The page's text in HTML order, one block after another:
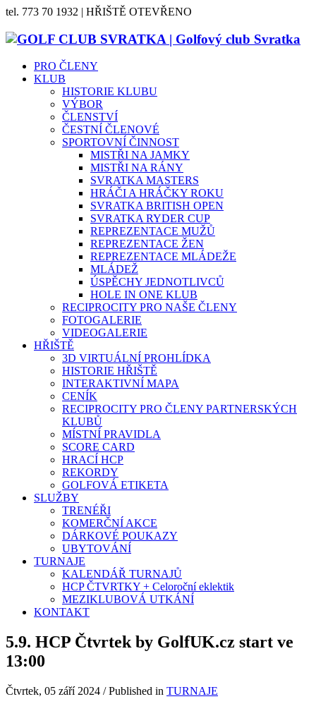
tel. 773 70 1932 | HŘIŠTĚ OTEVŘENO
PRO ČLENY
KLUB
HISTORIE KLUBU
VÝBOR
ČLENSTVÍ
ČESTNÍ ČLENOVÉ
SPORTOVNÍ ČINNOST
MISTŘI NA JAMKY
MISTŘI NA RÁNY
SVRATKA MASTERS
HRÁČI A HRÁČKY ROKU
SVRATKA BRITISH OPEN
SVRATKA RYDER CUP
REPREZENTACE MUŽŮ
REPREZENTACE ŽEN
REPREZENTACE MLÁDEŽE
MLÁDEŽ
ÚSPĚCHY JEDNOTLIVCŮ
HOLE IN ONE KLUB
RECIPROCITY PRO NAŠE ČLENY
FOTOGALERIE
VIDEOGALERIE
HŘIŠTĚ
3D VIRTUÁLNÍ PROHLÍDKA
HISTORIE HŘIŠTĚ
INTERAKTIVNÍ MAPA
CENÍK
RECIPROCITY PRO ČLENY PARTNERSKÝCH
KLUBŮ
MÍSTNÍ PRAVIDLA
SCORE CARD
HRACÍ HCP
REKORDY
GOLFOVÁ ETIKETA
SLUŽBY
TRENÉŘI
KOMERČNÍ AKCE
DÁRKOVÉ POUKAZY
UBYTOVÁNÍ
TURNAJE
KALENDÁŘ TURNAJŮ
HCP ČTVRTKY + Celoroční eklektik
MEZIKLUBOVÁ UTKÁNÍ
KONTAKT
5.9. HCP Čtvrtek by GolfUK.cz start ve
13:00
Čtvrtek, 05 září 2024 /Published in TURNAJE